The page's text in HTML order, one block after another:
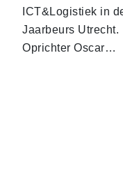
ICT&Logistiek in
Jaarbeurs Utrecht.
Oprichter Oscar…